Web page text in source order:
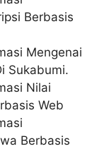
Berbasis
Mengenai
Sukabumi.
Nilai
Web
Berbasis